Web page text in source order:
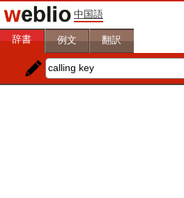
中国語
辞書 例文 翻訳